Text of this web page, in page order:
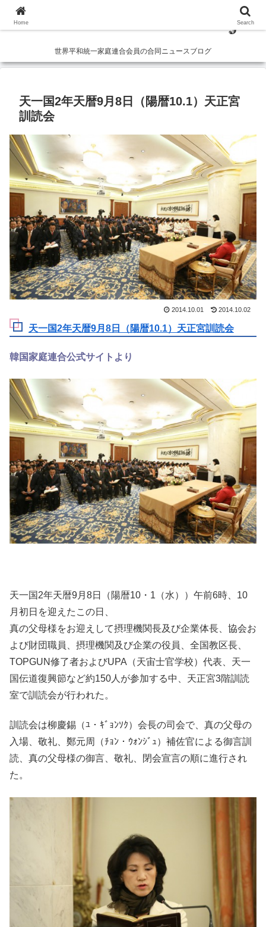
世界平和統一家庭連合会員の合同ニュースブログ
天一国2年天暦9月8日（陽暦10.1）天正宮
訓読会
2014.10.01 2014.10.02
天一国2年天暦9月8日（陽暦10.1）天正宮訓読会
韓国家庭連合公式サイトより
天一国2年天暦9月8日（陽暦10・1（水））午前6時、10
月初日を迎えたこの日、
真の父母様をお迎えして摂理機関長及び企業体長、協会お
よび財団職員、摂理機関及び企業の役員、全国教区長、
TOPGUN修了者およびUPA（天宙士官学校）代表、天一
国伝道復興節など約150人が参加する中、天正宮3階訓読
室で訓読会が行われた。
訓読会は柳慶錫（ﾕ・ｷﾞｮﾝｿｸ）会長の司会で、真の父母の
入場、敬礼、鄭元周（ﾁｮﾝ・ｳｫﾝｼﾞｭ）補佐官による御言訓
読、真の父母様の御言、敬礼、閉会宣言の順に進行され
た。
Home Search